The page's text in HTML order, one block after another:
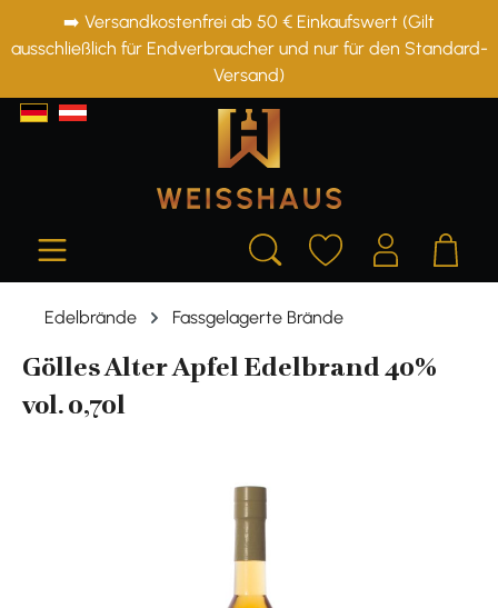
springen
➡️ Versandkostenfrei ab 50 € Einkaufswert (Gilt
ausschließlich für Endverbraucher und nur für den Standard-
Versand)
Edelbrände Fassgelagerte Brände
Gölles Alter Apfel Edelbrand 40%
vol. 0,70l